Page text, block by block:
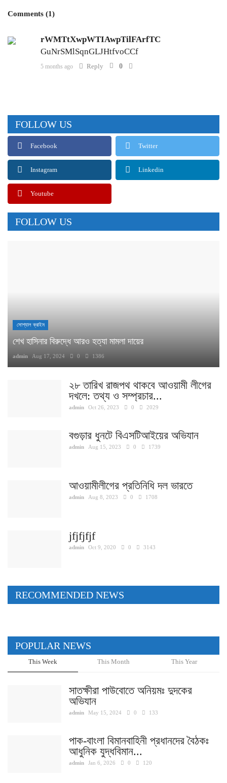
Comments (1)
rWMTtXwpWTIAwpTilFArfTC
GuNrSMlSqnGLJHtfvoCCf
5 months ago Reply 0
FOLLOW US
Facebook Twitter
Instagram Linkedin
Youtube
FOLLOW US
সোশ্যাল ক্রাইম
শেখ হাসিনার বিরুদ্ধে আরও হত্যা মামলা দায়ের
admin Aug 17, 2024 0 1386
২৮ তারিখ রাজপথ থাকবে আওয়ামী লীগের
দখলে: তথ্য ও সম্প্রচার...
admin Oct 26, 2023 0 2029
বগুড়ার ধুনটে বিএসটিআইয়ের অভিযান
admin Aug 15, 2023 0 1739
আওয়ামীলীগের প্রতিনিধি দল ভারতে
admin Aug 8, 2023 0 1708
jfjfjfjf
admin Oct 9, 2020 0 3143
RECOMMENDED NEWS
POPULAR NEWS
This Week This Month This Year
সাতক্ষীরা পাউবোতে অনিয়মঃ দুদকের
অভিযান
admin May 15, 2024 0 133
পাক-বাংলা বিমানবাহিনী প্রধানদের বৈঠকঃ
আধুনিক যুদ্ধবিমান...
admin Jan 6, 2026 0 120